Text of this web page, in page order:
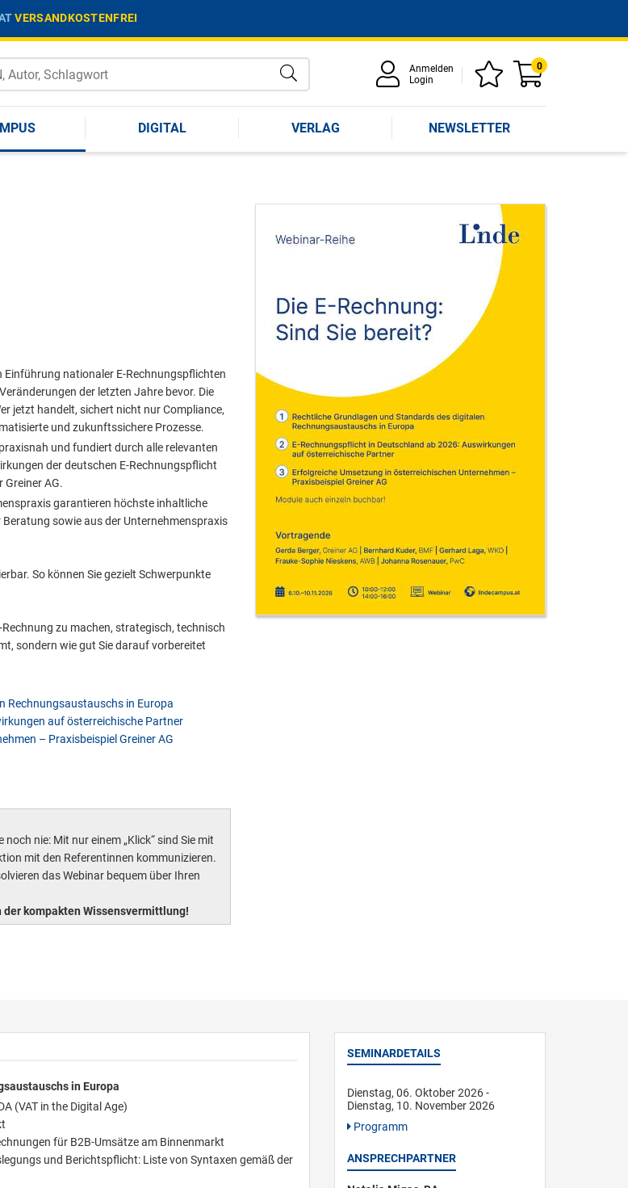
VERSANDKOSTENFREI
Anmelden
Login
0
DIGITAL VERLAG NEWSLETTER
Einführung nationaler E-Rechnungspflichten
der letzten Jahre bevor. Die
jetzt handelt, sichert nicht nur Compliance,
und zukunftssichere Prozesse.
praxisnah und fundiert durch alle relevanten
der deutschen E-Rechnungspflicht
Greiner AG.
garantieren höchste inhaltliche
sowie aus der Unternehmenspraxis
So können Sie gezielt Schwerpunkte
zu machen, strategisch, technisch
sondern wie gut Sie darauf vorbereitet
Rechnungsaustauschs in Europa
auf österreichische Partner
– Praxisbeispiel Greiner AG
nie: Mit nur einem „Klick“ sind Sie mit
mit den Referentinnen kommunizieren.
das Webinar bequem über Ihren
kompakten Wissensvermittlung!
in Europa
(VAT in the Digital Age)
für B2B-Umsätze am Binnenmarkt
und Berichtspflicht: Liste von Syntaxen gemäß der
SEMINARDETAILS
Dienstag, 06. Oktober 2026 -
Dienstag, 10. November 2026
Programm
ANSPRECHPARTNER